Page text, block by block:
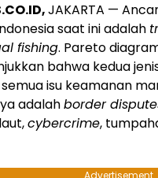
JAKARTA —
saat ini adalah
fishing. Pareto
bahwa kedua
isu keamanan
adalahborder
cybercrime,